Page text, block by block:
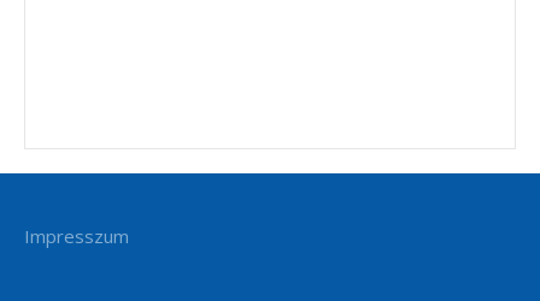
Impresszum